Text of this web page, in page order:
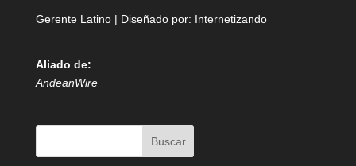
Gerente Latino | Diseñado por: Internetizando
Aliado de:
AndeanWire